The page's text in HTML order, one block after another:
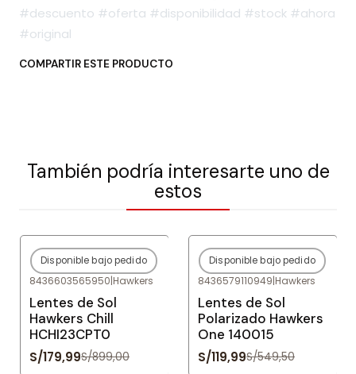
#descuento #oferta #disponibilidad #stock #ahora
#original
COMPARTIR ESTE PRODUCTO
También podría interesarte uno de
estos
-80%OFF
Agotado
Disponible bajo pedido
8436603565950|Hawkers
Lentes de Sol
Hawkers Chill
HCHI23CPT0
S/179,99S/899,00
-78%OFF
Agotado
Disponible bajo pedido
8436579110949|Hawkers
Lentes de Sol
Polarizado Hawkers
One 140015
S/119,99S/549,50